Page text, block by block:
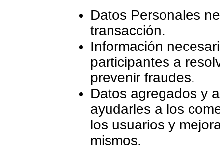
Datos Personales
transacción.
Información
participantes a
prevenir fraudes.
Datos agregados y
ayudarles a los
los usuarios y
mismos.